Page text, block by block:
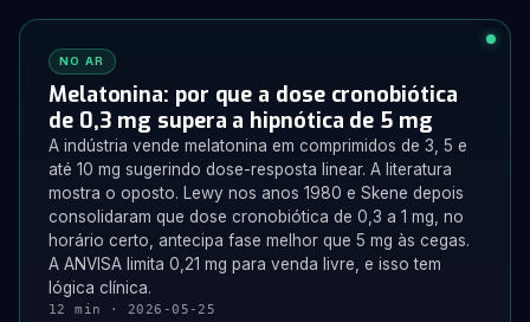
NO AR
Melatonina: por que a dose cronobiótica
de 0,3 mg supera a hipnótica de 5 mg
A indústria vende melatonina em comprimidos de 3, 5 e
até 10 mg sugerindo dose-resposta linear. A literatura
mostra o oposto. Lewy nos anos 1980 e Skene depois
consolidaram que dose cronobiótica de 0,3 a 1 mg, no
horário certo, antecipa fase melhor que 5 mg às cegas.
A ANVISA limita 0,21 mg para venda livre, e isso tem
lógica clínica.
12 min · 2026-05-25